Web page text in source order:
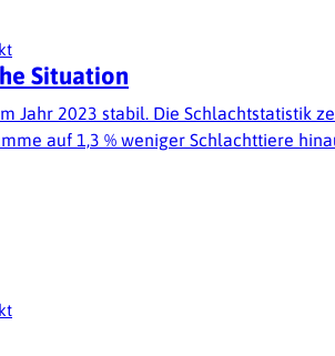
Situation
Jahr 2023 stabil. Die Schlachtstatistik
auf 1,3 % weniger Schlachttiere